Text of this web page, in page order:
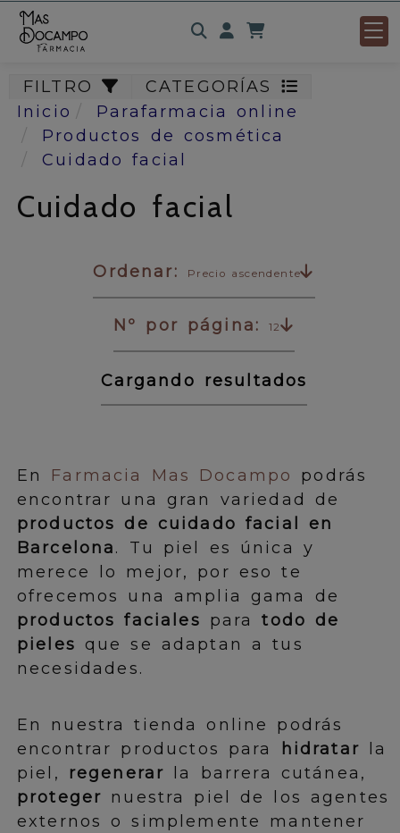
Identifícate
FILTRO
CATEGORÍAS
Inicio
Parafarmacia online
Productos de cosmética
Cuidado facial
Cuidado facial
Ordenar: Precio ascendente
Nº por página: 12
Cargando resultados
En Farmacia Mas Docampo
podrás
encontrar una gran variedad de
productos de cuidado facial en
Barcelona. Tu piel es única y
merece lo mejor, por eso te
ofrecemos una amplia gama de
productos faciales paratodo de
pieles que se adaptan a tus
necesidades.
En nuestra tienda online podrás
encontrar productos para
hidratar la
piel,
regenerar la barrera cutánea,
proteger nuestra piel de los agentes
externos o simplemente mantener